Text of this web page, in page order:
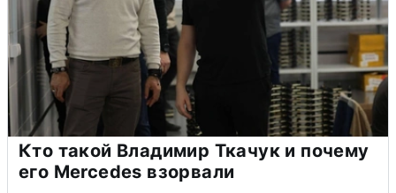
Кто такой Владимир Ткачук и почему
его Mercedes взорвали